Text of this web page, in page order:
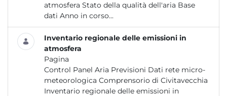
atmosfera Stato della qualità dell'aria Base
dati Anno in corso...
Inventario regionale delle emissioni in
atmosfera
Pagina
Control Panel Aria Previsioni Dati rete micro-
meteorologica Comprensorio di Civitavecchia
Inventario regionale delle emissioni in